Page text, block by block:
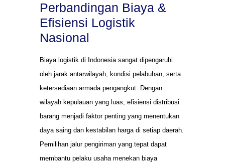
Perbandingan Biaya &
Efisiensi Logistik
Nasional
Biaya logistik di Indonesia sangat dipengaruhi
oleh jarak antarwilayah, kondisi pelabuhan, serta
ketersediaan armada pengangkut. Dengan
wilayah kepulauan yang luas, efisiensi distribusi
barang menjadi faktor penting yang menentukan
daya saing dan kestabilan harga di setiap daerah.
Pemilihan jalur pengiriman yang tepat dapat
membantu pelaku usaha menekan biaya